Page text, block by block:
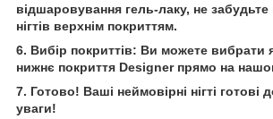
відшаровування гель-лаку, не забудьте
нігтів верхнім покриттям.
6. Вибір покриттів: Ви можете вибрати
нижнє покриття Designer прямо на
7. Готово! Ваші неймовірні нігті готові
уваги!